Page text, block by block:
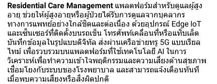
Residential Care Management แพลตฟอร์มสำหรับดูแลผู้สูง
อายุ ช่วยให้ผู้สูงอายุหรือผู้ป่วยได้รับการดูแลจากบุคลากร
ทางการแพทย์อย่างใกล้ชิดและต่อเนื่อง ด้วยอุปกรณ์ Edge IoT
และเซ็นเซอร์ที่ติดตั้งบนรถเข็น โทรศัพท์เคลื่อนที่หรือแท็บเล็ต
บันทึกข้อมูลในรูปแบบดิจิทัล ส่งผ่านเครือข่ายทรู 5G แบบเรียล
ไทม์ เพื่อรวบรวมบนแพลตฟอร์มที่ใช้เทคโนโลยี AI ในการ
วิเคราะห์เพื่อทำความเข้าใจพฤติกรรมและความเสี่ยงด้านสุขภาพ
เชื่อมโยงกับระบบของโรงพยาบาล และสามารถแจ้งเตือนทันที
เมื่อพบความเสี่ยงหรือสิ่งผิดปกติ